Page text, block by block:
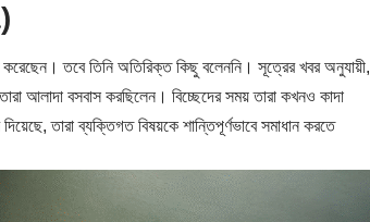
তবে তিনি অতিরিক্ত কিছু বলেননি। সূত্রের খবর অনুযায়ী,
আলাদা বসবাস করছিলেন। বিচ্ছেদের সময় তারা কখনও কাদা
তারা ব্যক্তিগত বিষয়কে শান্তিপূর্ণভাবে সমাধান করতে